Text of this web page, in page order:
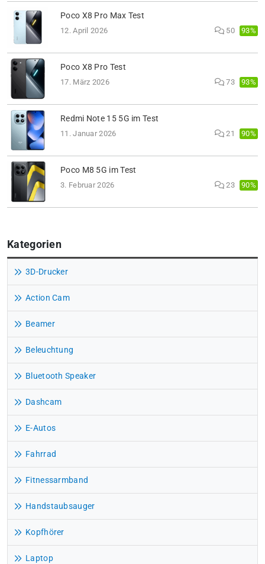
Poco X8 Pro Max Test
12. April 2026 50 93%
Poco X8 Pro Test
17. März 2026 73 93%
Redmi Note 15 5G im Test
11. Januar 2026 21 90%
Poco M8 5G im Test
3. Februar 2026 23 90%
Kategorien
3D-Drucker
Action Cam
Beamer
Beleuchtung
Bluetooth Speaker
Dashcam
E-Autos
Fahrrad
Fitnessarmband
Handstaubsauger
Kopfhörer
Laptop